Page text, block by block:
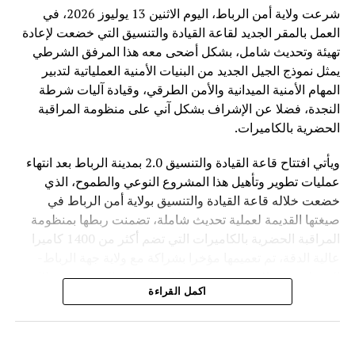
فقط تطوير القدرات التقنية، بل ضمان أن تكون هذه القدرات
متاحة بشكل عادل وآمن لجميع الدول.
وفي ظل المنافسة العالمية المتزايدة في مجال الذكاء
الاصطناعي، تطرح الصين رؤية تقوم على اعتبار التكنولوجيا
جسراً للتعاون والتنمية، وليس مجالاً للصراع، مؤكدة أن مستقبل
الذكاء الاصطناعي يجب أن يكون قائماً على الحكمة البشرية
والمسؤولية المشتركة من أجل خدمة رفاهية الشعوب
شرعت ولاية أمن الرباط، اليوم الاثنين 13 يوليوز 2026، في
العمل بالمقر الجديد لقاعة القيادة والتنسيق التي خضعت لإعادة
تهيئة وتحديث شامل، بشكل أضحى معه هذا المرفق الشرطي
يمثل نموذج الجيل الجديد من البنيات الأمنية العملياتية لتدبير
المهام الأمنية الميدانية والأمن الطرقي، وقيادة آليات شرطة
النجدة، فضلا عن الإشراف بشكل آني على منظومة المراقبة
الحضرية بالكاميرات.
ويأتي افتتاح قاعة القيادة والتنسيق 2.0 بمدينة الرباط بعد انتهاء
عمليات تطوير وتأهيل هذا المشروع النوعي والطموح، الذي
خضعت خلاله قاعة القيادة والتنسيق بولاية أمن الرباط في
صيغتها القديمة لعملية تحديث شاملة، تضمنت ربطها بمنظومة
المراقبة الحضرية بالكاميرات التي تضم أكثر من 1400 كاميرا
القنيطرة، فضلا عن تحديث بنيتها المعلوماتية التحتية من خلال
تدعيمها بمختلف أنظمة الاتصال ونقل البيانات التابعة للأمن
اكمل القراءة